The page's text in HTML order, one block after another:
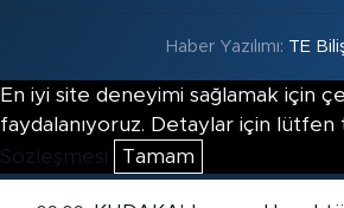
Haber Yazılımı: TE
En iyi site deneyimi sağlamak için
faydalanıyoruz. Detaylar için lütfen
Sözleşmesi
Tamam